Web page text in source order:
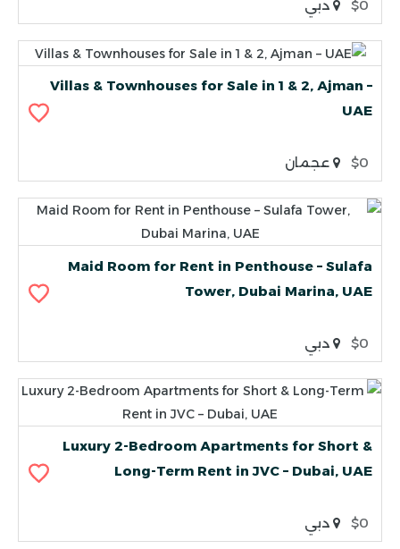
$0 دبي
Villas & Townhouses for Sale in 1 & 2, Ajman –
UAE
$0 عجمان
Maid Room for Rent in Penthouse – Sulafa
Tower, Dubai Marina, UAE
$0 دبي
Luxury 2-Bedroom Apartments for Short &
Long-Term Rent in JVC – Dubai, UAE
$0 دبي